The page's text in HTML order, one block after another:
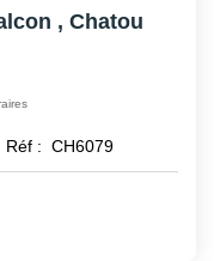
, Chatou
Réf : CH6079